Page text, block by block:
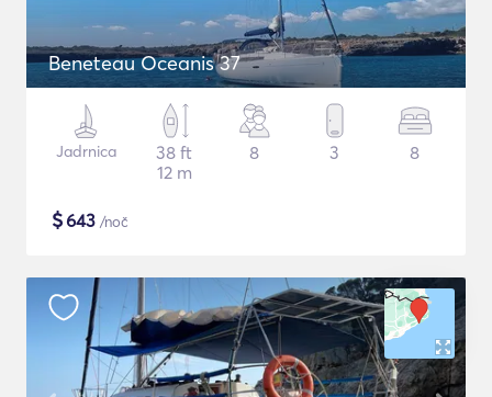
Beneteau Oceanis 37
Jadrnica
38 ft
12 m
8 3 8
$643 /noč